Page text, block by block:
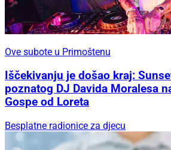
Ove subote u Primoštenu
Iščekivanju je došao kraj:
poznatog DJ Davida Moralesa
Gospe od Loreta
Besplatne radionice za djecu